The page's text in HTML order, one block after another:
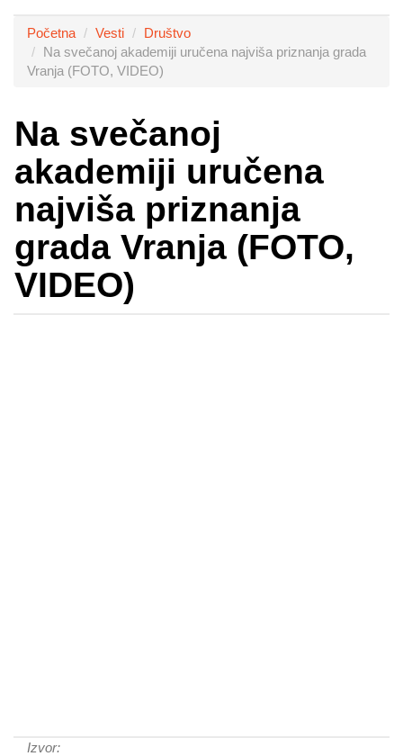
Početna Vesti
Društvo
Na svečanoj akademiji uručena najviša priznanja grada
Vranja (FOTO, VIDEO)
Na svečanoj
akademiji uručena
najviša priznanja
grada Vranja (FOTO,
VIDEO)
Izvor: